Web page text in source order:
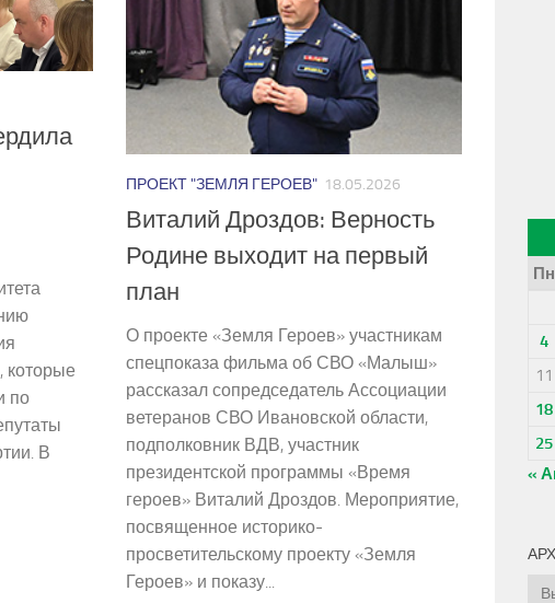
которые
по
В
ПРОЕКТ "ЗЕМЛЯ ГЕРОЕВ" 18.05.2026
Виталий Дроздов: Верность
Родине выходит на первый
план
О проекте «Земля Героев» участникам
спецпоказа фильма об СВО «Малыш»
рассказал сопредседатель Ассоциации
ветеранов СВО Ивановской области,
подполковник ВДВ, участник
президентской программы «Время
героев» Виталий Дроздов. Мероприятие,
посвященное историко-
просветительскому проекту «Земля
Героев» и показу...
Пн
4
11
18
25
«